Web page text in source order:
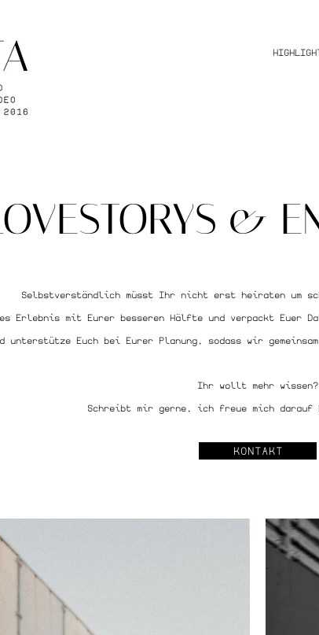
&
Selbstverständlich müsst Ihr nicht erst heiraten um
Erlebnis mit Eurer besseren Hälfte und verpackt Euer
unterstütze Euch bei Eurer Planung, sodass wir
Ihr wollt mehr wissen?
Schreibt mir gerne, ich freue mich darauf
KONTAKT